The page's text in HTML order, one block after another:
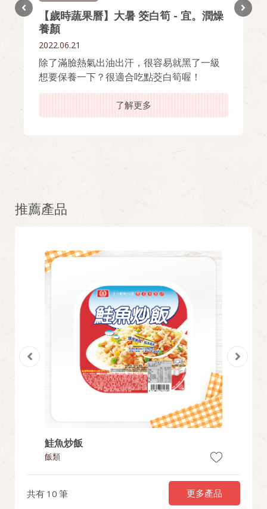
【歲時蔬果曆】大暑 筊白筍 - 宜。潤燥
養顏
2022.06.21
除了滿臉熱氣出油出汗，很容易就黑了一級
想要保養一下？很適合吃點茭白筍喔！
了解更多
推薦產品
鮭魚炒飯
飯類
共有 10 筆 更多產品